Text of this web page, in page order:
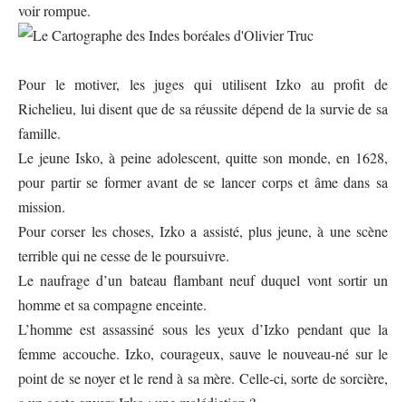
voir rompue.
Pour le motiver, les juges qui utilisent Izko au profit de
Richelieu, lui disent que de sa réussite dépend de la survie de sa
famille.
Le jeune Isko, à peine adolescent, quitte son monde, en 1628,
pour partir se former avant de se lancer corps et âme dans sa
mission.
Pour corser les choses, Izko a assisté, plus jeune, à une scène
terrible qui ne cesse de le poursuivre.
Le naufrage d’un bateau flambant neuf duquel vont sortir un
homme et sa compagne enceinte.
L’homme est assassiné sous les yeux d’Izko pendant que la
femme accouche. Izko, courageux, sauve le nouveau-né sur le
point de se noyer et le rend à sa mère. Celle-ci, sorte de sorcière,